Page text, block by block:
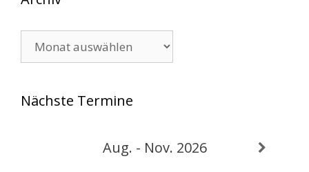
Nächste Termine
Aug. - Nov. 2026